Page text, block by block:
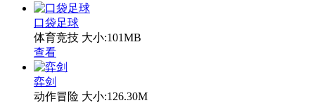
口袋足球
体育竞技 大小:101MB
查看
弈剑
动作冒险 大小:126.30M